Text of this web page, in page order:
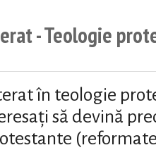
- Teologie
în teologie
să devină